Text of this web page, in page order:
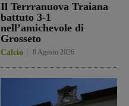
Il Terrranuova Traiana
battuto 3-1
nell’amichevole di
Grosseto
Calcio 8 Agosto 2026